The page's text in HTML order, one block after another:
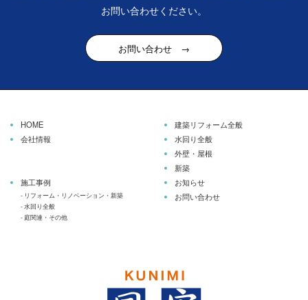
お問い合わせください。
お問い合わせ →
HOME
会社情報
建築リフォーム全般
水回り全般
外壁・屋根
新築
施工事例
- リフォーム・リノベーション・新築
-水回り全般
- 庭関連・その他
お知らせ
お問い合わせ